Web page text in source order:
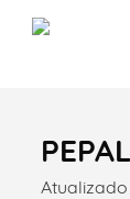
Termo de
PEPAL